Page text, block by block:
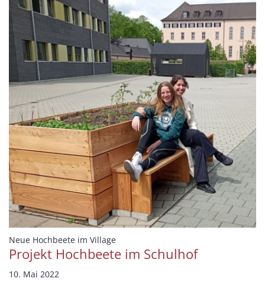
Neue Hochbeete im Village:
Projekt Hochbeete im Schulhof
10. Mai 2022